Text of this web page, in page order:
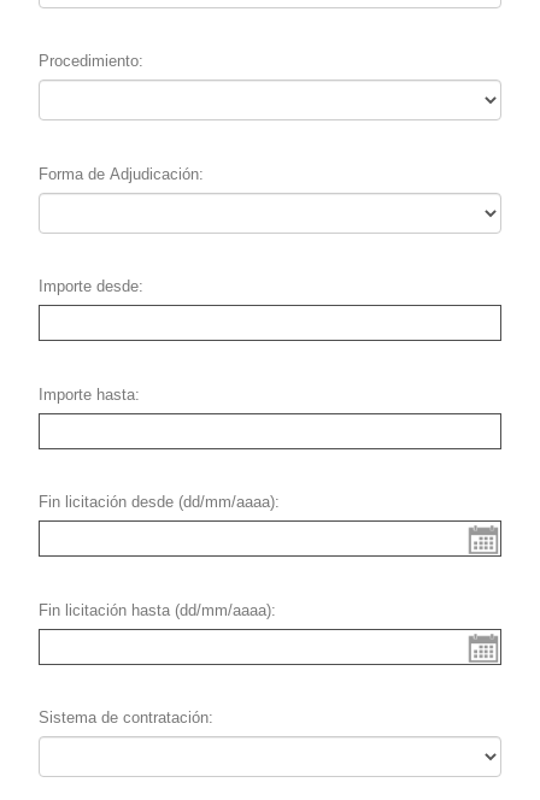
Procedimiento
Forma de Adjudicación
Importe desde
Importe hasta
Fin licitación desde (dd/mm/aaaa)
Fin licitación hasta (dd/mm/aaaa)
Sistema de contratación